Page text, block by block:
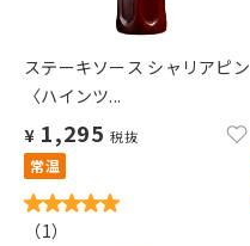
ステーキソース シャリアピン
〈ハインツ...
¥ 1,295 税抜
常温
（1）